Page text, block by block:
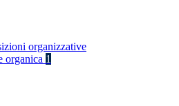
organizzative
organica 1